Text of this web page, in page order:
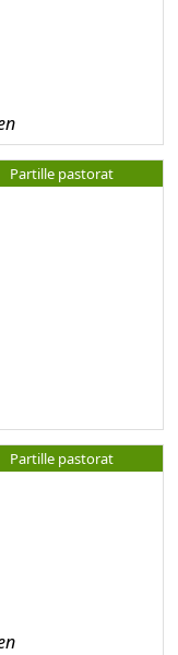
Partille pastorat
Partille pastorat